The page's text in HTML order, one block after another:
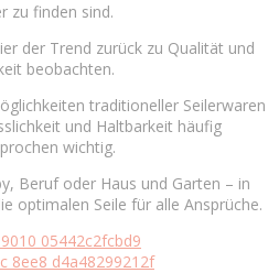
zu finden sind.­
der Trend zurück zu Qualität und
beobachten.
­traditioneller Seilerwaren
und ­Haltbarkeit häufig
wichtig.
Beruf oder Haus und Garten – in
optimalen Seile für alle Ansprüche.